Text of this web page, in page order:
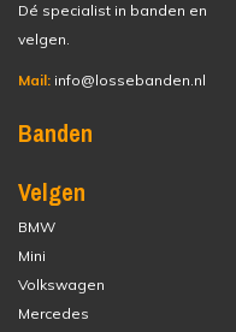
Dé specialist in banden en
velgen.
Mail: info@lossebanden.nl
Banden
Velgen
BMW
Mini
Volkswagen
Mercedes